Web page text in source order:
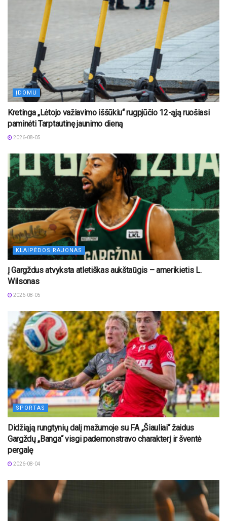
ĮDOMU
Kretinga „Lėtojo važiavimo iššūkiu“ rugpjūčio 12-ąją ruošiasi
paminėti Tarptautinę jaunimo dieną
2026-08-05
KLAIPĖDOS RAJONAS
Į Gargždus atvyksta atletiškas aukštaūgis – amerikietis L.
Wilsonas
2026-08-05
SPORTAS
Didžiąją rungtynių dalį mažumoje su FA „Šiauliai“ žaidus
Gargždų „Banga“ visgi pademonstravo charakterį ir šventė
pergalę
2026-08-04